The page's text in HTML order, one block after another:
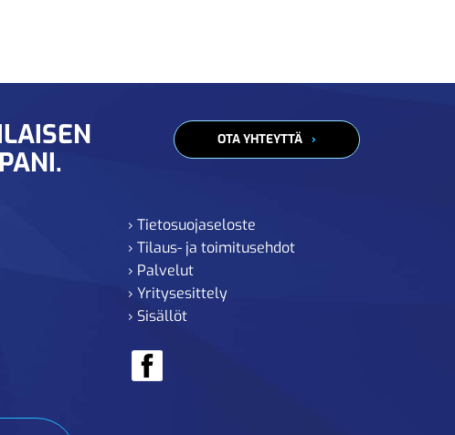
OTA YHTEYTTÄ
› Tietosuojaseloste
› Tilaus- ja toimitusehdot
› Palvelut
› Yritysesittely
› Sisällöt